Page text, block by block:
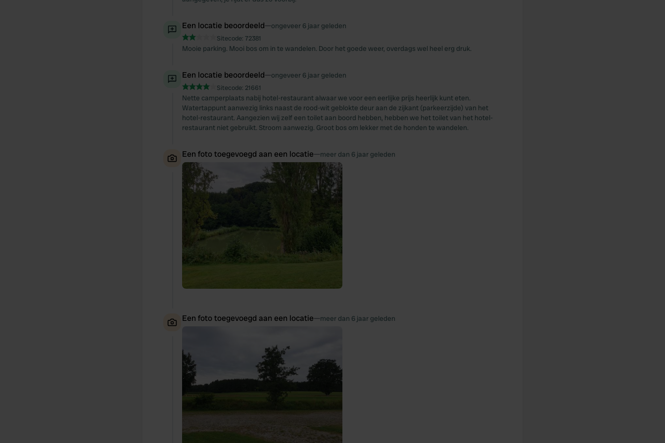
Een locatie beoordeeld—ongeveer 6 jaar geleden
Sitecode: 72381
Mooie parking. Mooi bos om in te wandelen. Door het goede weer, overdags wel heel erg druk.
Een locatie beoordeeld—ongeveer 6 jaar geleden
Sitecode: 21661
Nette camperplaats nabij hotel-restaurant alwaar we voor een eerlijke prijs heerlijk kunt eten.
Watertappunt aanwezig links naast de rood-wit geblokte deur aan de zijkant (parkeerzijde) van het
hotel-restaurant. Aangezien wij zelf een toilet aan boord hebben, hebben we het toilet van het hotel-
restaurant niet gebruikt. Stroom aanwezig. Groot bos om lekker met de honden te wandelen.
Een foto toegevoegd aan een locatie—meer dan 6 jaar geleden
Een foto toegevoegd aan een locatie—meer dan 6 jaar geleden